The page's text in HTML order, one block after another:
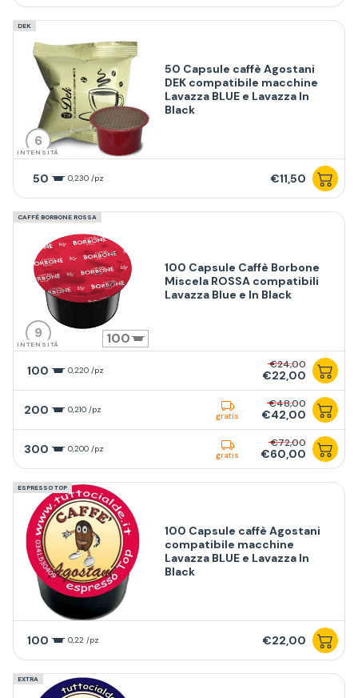
DEK
6
INTENSITÀ
50 Capsule caffè Agostani
DEK compatibile macchine
Lavazza BLUE e Lavazza In
Black
50 0,230 /pz €11,50
CAFFÈ BORBONE ROSSA
9
INTENSITÀ 100
100 Capsule Caffè Borbone
Miscela ROSSA compatibili
Lavazza Blue e In Black
100 0,220 /pz €24,00
€22,00
200 0,210 /pz
gratis
€48,00
€42,00
300 0,200 /pz
gratis
€72,00
€60,00
ESPRESSO TOP
100 Capsule caffè Agostani
compatibile macchine
Lavazza BLUE e Lavazza In
Black
100 0,22 /pz €22,00
EXTRA